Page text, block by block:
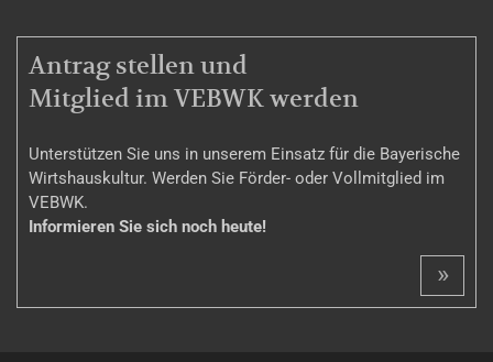
MITGLIEDSCHAFT
Antrag stellen und
Mitglied im VEBWK werden
Unterstützen Sie uns in unserem Einsatz für die Bayerische
Wirtshauskultur. Werden Sie Förder- oder Vollmitglied im
VEBWK.
Informieren Sie sich noch heute!
»